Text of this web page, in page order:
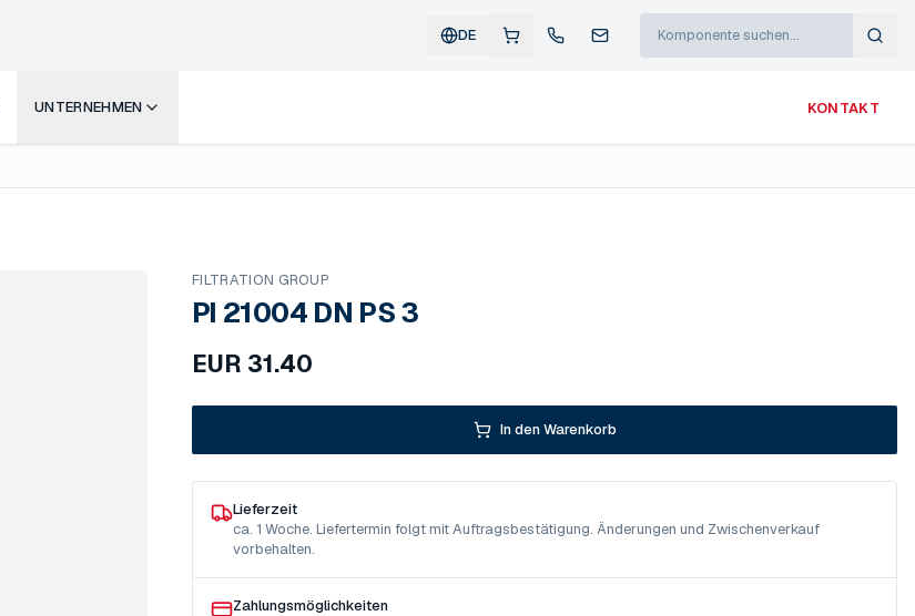
DE
UNTERNEHMEN KONTAKT
FILTRATION GROUP
PI 21004 DN PS 3
EUR 31.40
In den Warenkorb
Lieferzeit
ca. 1 Woche. Liefertermin folgt mit Auftragsbestätigung. Änderungen und Zwischenverkauf
vorbehalten.
Zahlungsmöglichkeiten